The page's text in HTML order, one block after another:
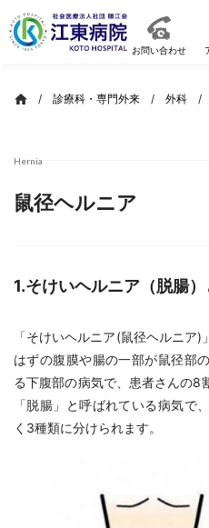
to
content
お問い合わせ
/ 診療科・専門外来 / 外科 /
Hernia
鼠径ヘルニア
1.そけいヘルニア（脱腸）
「そけいヘルニア(鼠径ヘルニア
はずの腹膜や腸の一部が鼠径部
る下腹部の病気で、患者さんの8
「脱腸」と呼ばれている病気で
く3種類に分けられます。